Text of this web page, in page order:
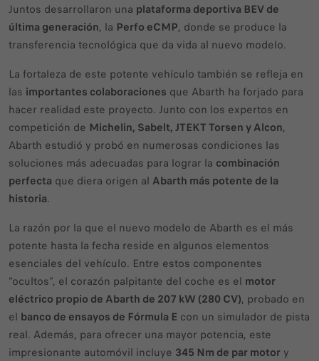
Juntos desarrollaron una plataforma deportiva BEV de
última generación, la Perfo eCMP, donde se produce la
transferencia tecnológica que da vida al nuevo modelo.
La fortaleza de este potente vehículo también se refleja en
las importantes colaboraciones que Abarth ha forjado para
hacer realidad este proyecto. Junto con los expertos en
competición de Michelin, Sabelt, JTEKT Torsen y Alcon,
Abarth estudió y probó en numerosas condiciones las
soluciones más adecuadas para lograr la combinación
perfecta que diera origen al Abarth más potente de la
historia.
La razón por la que el nuevo modelo de Abarth es el más
potente hasta la fecha reside en algunos elementos
esenciales del vehículo. Entre estos componentes
“ocultos”, el corazón palpitante del coche es el motor
eléctrico propio de Abarth de 207 kW (280 CV), probado en
el banco de ensayos de Fórmula E con un simulador de pista
real. Además, para ofrecer una mayor potencia, este
impresionante automóvil incluye 345 Nm de par motor y